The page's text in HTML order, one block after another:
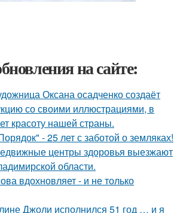
на сайте:
Оксана осадченко создаёт
со своими иллюстрациями, в
красоту нашей страны.
- 25 лет с заботой о земляках!
центры здоровья выезжают
области.
вдохновляет - и не только
Джоли исполнился 51 год … и я